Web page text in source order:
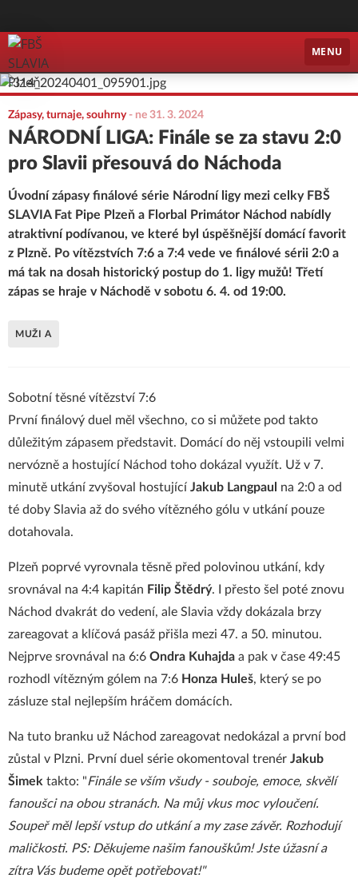
FBŠ SLAVIA Plzeň
MENU
Zápasy, turnaje, souhrny - ne 31. 3. 2024
NÁRODNÍ LIGA: Finále se za stavu 2:0
pro Slavii přesouvá do Náchoda
Úvodní zápasy finálové série Národní ligy mezi celky FBŠ
SLAVIA Fat Pipe Plzeň a Florbal Primátor Náchod nabídly
atraktivní podívanou, ve které byl úspěšnější domácí favorit
z Plzně. Po vítězstvích 7:6 a 7:4 vede ve finálové sérii 2:0 a
má tak na dosah historický postup do 1. ligy mužů! Třetí
zápas se hraje v Náchodě v sobotu 6. 4. od 19:00.
MUŽI A
Sobotní těsné vítězství 7:6
První finálový duel měl všechno, co si můžete pod takto
důležitým zápasem představit. Domácí do něj vstoupili velmi
nervózně a hostující Náchod toho dokázal využít. Už v 7.
minutě utkání zvyšoval hostující Jakub Langpaul
na 2:0 a od
té doby Slavia až do svého vítězného gólu v utkání pouze
dotahovala.
Plzeň poprvé vyrovnala těsně před polovinou utkání, kdy
srovnával na 4:4 kapitán Filip Štědrý. I přesto šel poté znovu
Náchod dvakrát do vedení, ale Slavia vždy dokázala brzy
zareagovat a klíčová pasáž přišla mezi 47. a 50. minutou.
Nejprve srovnával na 6:6 Ondra Kuhajda a pak v čase 49:45
rozhodl vítězným gólem na 7:6 Honza Huleš, který se po
zásluze stal nejlepším hráčem domácích.
Na tuto branku už Náchod zareagovat nedokázal a první bod
zůstal v Plzni. První duel série okomentoval trenér Jakub
Šimek takto: "Finále se vším všudy - souboje, emoce, skvělí
fanoušci na obou stranách. Na můj vkus moc vyloučení.
Soupeř měl lepší vstup do utkání a my zase závěr. Rozhodují
maličkosti. PS: Děkujeme našim fanouškům! Jste úžasní a
zítra Vás budeme opět potřebovat!"